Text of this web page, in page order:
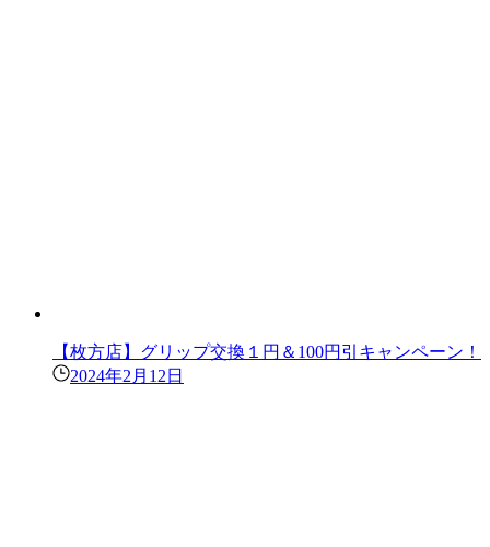
【枚方店】グリップ交換１円＆100円引キャンペーン！
2024年2月12日